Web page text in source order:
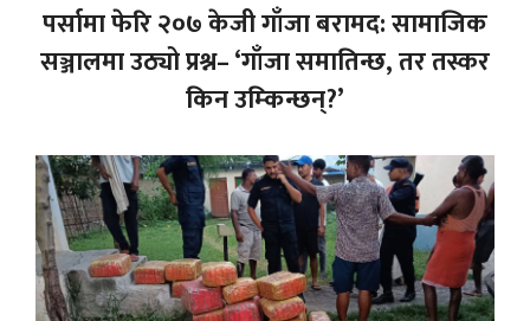
पर्सामा फेरि २०७ केजी गाँजा बरामद: सामाजिक
सञ्जालमा उठ्यो प्रश्न– ‘गाँजा समातिन्छ, तर तस्कर
किन उम्किन्छन्?’